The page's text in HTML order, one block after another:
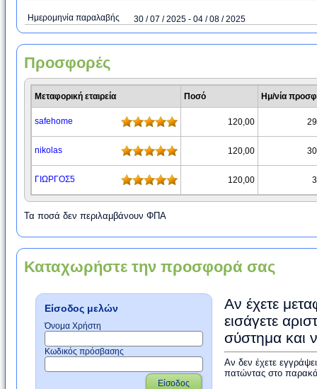
Ημερομηνία παραλαβής 30 / 07 / 2025 - 04 / 08 / 2025
Προσφορές
Μεταφορική εταιρεία Ποσό Ημ/νία
safehome 120,00
nikolas 120,00
ΓΙΩΡΓΟΣ5 120,00
Τα ποσά δεν περιλαμβάνουν ΦΠΑ
Καταχωρήστε την προσφορά σας
Είσοδος μελών
Όνομα Χρήστη
Κωδικός πρόσβασης
Είσοδος
Αν έχετε
εισάγετε
σύστημα και
Αν δεν έχετε
πατώντας στο